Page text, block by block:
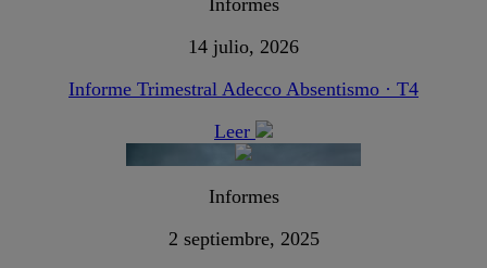
14 julio, 2026
Informe Trimestral Adecco Absentismo · T4
Leer
Informes
2 septiembre, 2025